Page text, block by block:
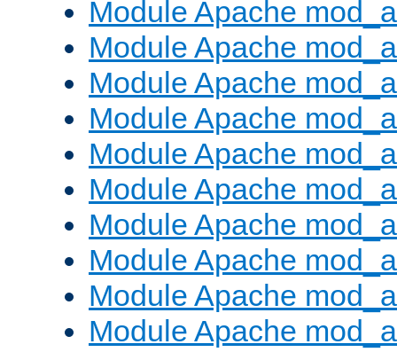
Module Apache
Module Apache
Module Apache
Module Apache
Module Apache
Module Apache
Module Apache
Module Apache
Module Apache
Module Apache